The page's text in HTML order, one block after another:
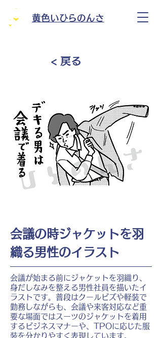
黄色いひらのんさ
< 戻る
会議の時ジャケットを羽
織る男性のイラスト
会議が始まる前にジャケットを羽織り、
身だしなみを整える男性社員を描いたイ
ラストです。普段はクールビズや軽装で
勤務しながらも、会議や来客対応など重
要な場面ではスーツのジャケットを着用
するビジネスマナーや、TPOに応じた服
装を分かりやすく表現しています。